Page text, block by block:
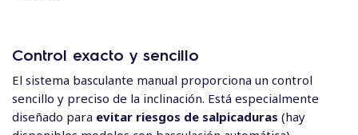
Control exacto y sencillo
El sistema basculante manual proporciona un control
sencillo y preciso de la inclinación. Está especialmente
diseñado para evitar riesgos de salpicaduras (hay